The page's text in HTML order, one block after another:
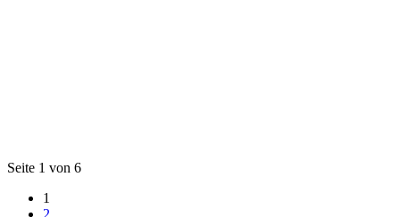
Seite 1 von 6
1
2